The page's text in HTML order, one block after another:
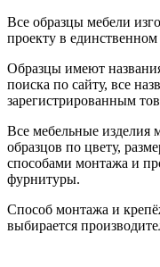
Все образцы мебели
проекту в единственном
Образцы имеют
поиска по сайту, все
зарегистрированным
Все мебельные изделия
образцов по цвету,
способами монтажа и
фурнитуры.
Способ монтажа и
выбирается